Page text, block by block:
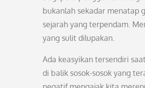
bukanlah sekadar menatap
sejarah yang terpendam.
yang sulit dilupakan.
Ada keasyikan tersendiri
di balik sosok-sosok yang